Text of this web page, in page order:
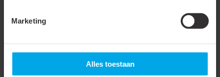
Marketing
Alles toestaan
4S/DI
0560